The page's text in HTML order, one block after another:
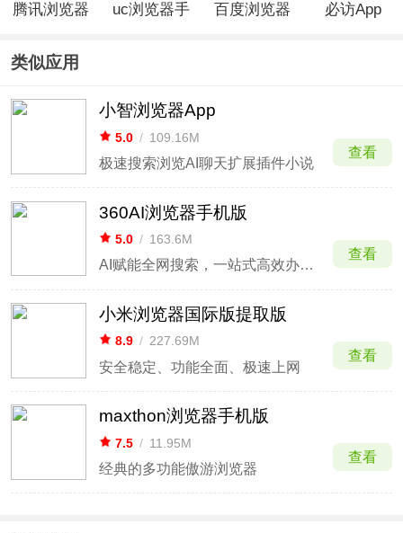
腾讯浏览器
uc浏览器手
百度浏览器
必访App
类似应用
小智浏览器App
5.0 / 109.16M
极速搜索浏览AI聊天扩展插件小说
查看
360AI浏览器手机版
5.0 / 163.6M
AI赋能全网搜索，一站式高效办公、学习
查看
小米浏览器国际版提取版
8.9 / 227.69M
安全稳定、功能全面、极速上网
查看
maxthon浏览器手机版
7.5 / 11.95M
经典的多功能傲游浏览器
查看